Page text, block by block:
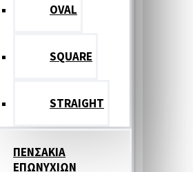
OVAL
SQUARE
STRAIGHT
ΠΕΝΣΑΚΙΑ
ΕΠΩΝΥΧΙΩΝ